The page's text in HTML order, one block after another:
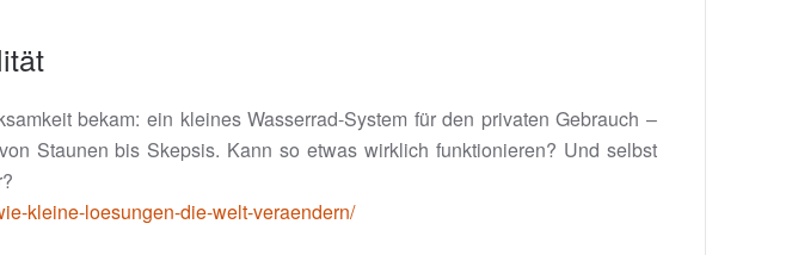
bekam: ein kleines Wasserrad-System für den privaten Gebrauch –
Staunen bis Skepsis. Kann so etwas wirklich funktionieren? Und selbst
kleine-loesungen-die-welt-veraendern/